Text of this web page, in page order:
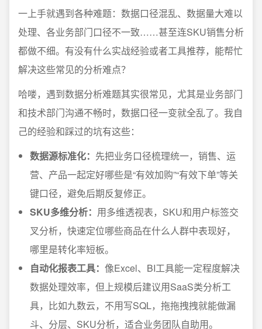
一上手就遇到各种难题：数据口径混乱、数据量大难以
处理、各业务部门口径不一致……甚至连SKU销售分析
都做不细。有没有什么实战经验或者工具推荐，能帮忙
解决这些常见的分析难点？
哈喽，遇到数据分析难题其实很常见，尤其是业务部门
和技术部门沟通不畅时，数据口径一变就全乱了。我自
己的经验和踩过的坑有这些：
数据源标准化： 先把业务口径梳理统一，销售、运
营、产品一起定好哪些是“有效加购”“有效下单”等关
键口径，避免后期反复修正。
SKU多维分析： 用多维透视表，SKU和用户标签交
叉分析，快速定位哪些商品在什么人群中表现好，
哪里是转化率短板。
自动化报表工具： 像Excel、BI工具能一定程度解决
数据处理效率，但上规模后建议用SaaS类分析工
具，比如九数云，不用写SQL，拖拖拽拽就能做漏
斗、分层、SKU分析，适合业务团队自助用。